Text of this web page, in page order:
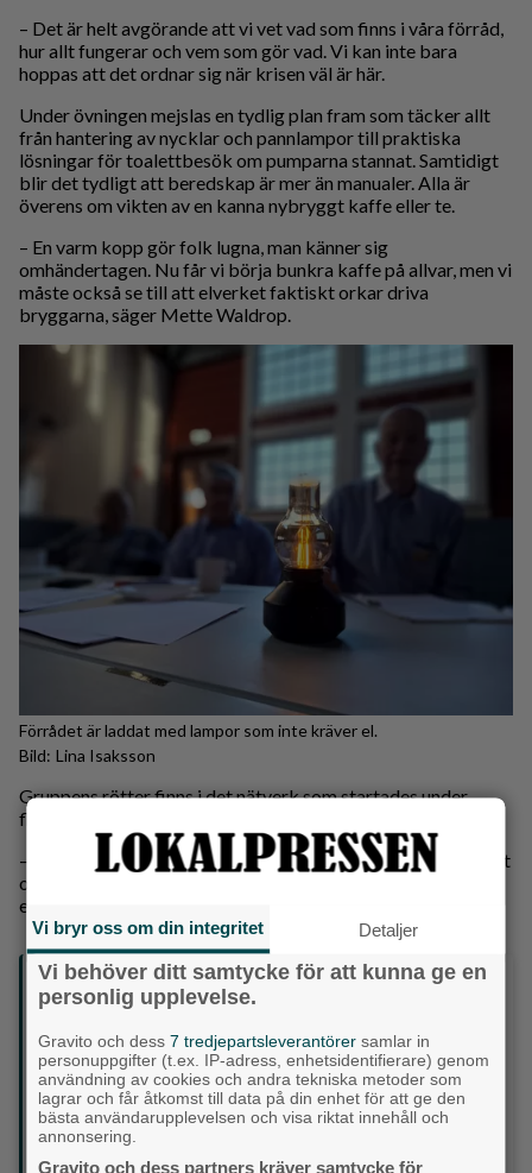
– Det är helt avgörande att vi vet vad som finns i våra förråd,
hur allt fungerar och vem som gör vad. Vi kan inte bara
hoppas att det ordnar sig när krisen väl är här.
Under övningen mejslas en tydlig plan fram som täcker allt
från hantering av nycklar och pannlampor till praktiska
lösningar för toalettbesök om pumparna stannat. Samtidigt
blir det tydligt att beredskap är mer än manualer. Alla är
överens om vikten av en kanna nybryggt kaffe eller te.
– En varm kopp gör folk lugna, man känner sig
omhändertagen. Nu får vi börja bunkra kaffe på allvar, men vi
måste också se till att elverket faktiskt orkar driva
bryggarna, säger Mette Waldrop.
Förrådet är laddat med lampor som inte kräver el.
Lina Isaksson
Gruppens rötter finns i det nätverk som startades under
flyktingkrisen 2016, och viljan att hjälpa till sitter djupt.
– Vi är alltid redo i Hindås. Här finns en anda att man hjälps åt
och hälsar på varandra. Det är vår största styrka, och det ger
en enorm trygghet att känna sig förberedd.
Krisberedskap på kulturhuset
Under maj bjuder kulturhuset i Mölnlycke in till
krävs.
Tisdag 12 maj kl. 12.45: Vad är en trygghetspunkt?
Kommunens samordnare berättar var du ska vända dig i
din närhet.
Tisdag 19 maj kl. 12.45: Hur fungerar skyddsrum? Allt
om placering och utrustning. Expert på plats svarar på
Vi bryr oss om din integritet Detaljer
Vi behöver ditt samtycke för att kunna ge en
personlig upplevelse.
Gravito och dess7 tredjepartsleverantörer samlar in
personuppgifter (t.ex. IP-adress, enhetsidentifierare) genom
användning av cookies och andra tekniska metoder som
lagrar och får åtkomst till data på din enhet för att ge den
bästa användarupplevelsen och visa riktat innehåll och
annonsering.
Gravito och dess partners kräver samtycke för